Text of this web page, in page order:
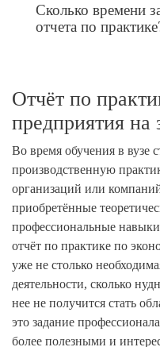
Сколько времени
отчета по
Отчёт по
предприятия на
Во время обучения в вузе
производственную
организаций или
приобретённые
профессиональные
отчёт по практике по
уже не столько
деятельности, сколько
нее не получится стать
это задание
более полезными и